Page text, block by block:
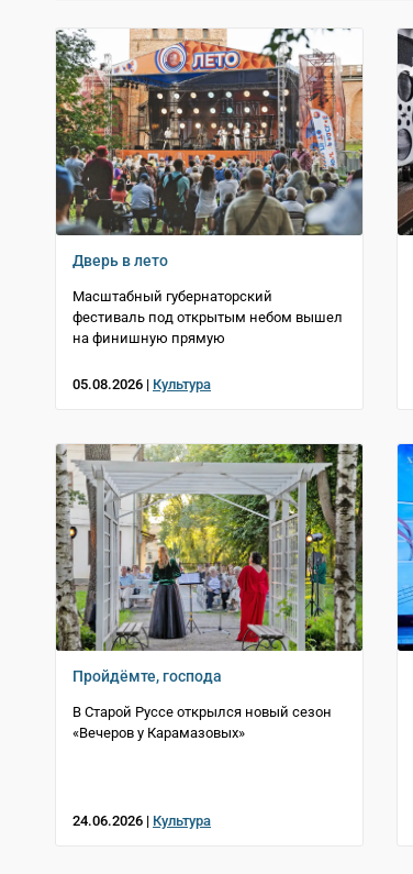
Дверь в лето
Масштабный губернаторский
фестиваль под открытым небом вышел
на финишную прямую
05.08.2026 | Культура
Пройдёмте, господа
В Старой Руссе открылся новый сезон
«Вечеров у Карамазовых»
24.06.2026 | Культура